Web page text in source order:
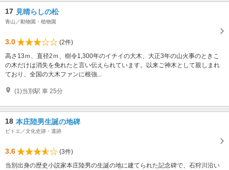
17 見晴らしの松
青山／動物園・植物園
3.0
(2件)
高さ13ｍ、直径2ｍ、樹令1,300年のイチイの大木、大正3年の山火事のときこ
の木だけは消失を免れたと言い伝えられています。以来ご神木として親しまれ
ており、全国の大木ファンに根強...
(1)当別駅 車 25分
18 本庄陸男生誕の地碑
ビトエ／文化史跡・遺跡
3.6
(3件)
当別出身の歴史小説家本庄陸男の生誕の地に建てられた記念碑で、石狩川沿い